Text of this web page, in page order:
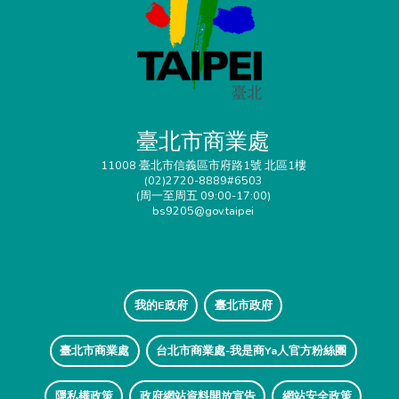
臺北市商業處
11008 臺北市信義區市府路1號 北區1樓
(02)2720-8889#6503
(周一至周五 09:00-17:00)
bs9205@gov.taipei
我的E政府 臺北市政府
臺北市商業處 台北市商業處-我是商Ya人官方粉絲團